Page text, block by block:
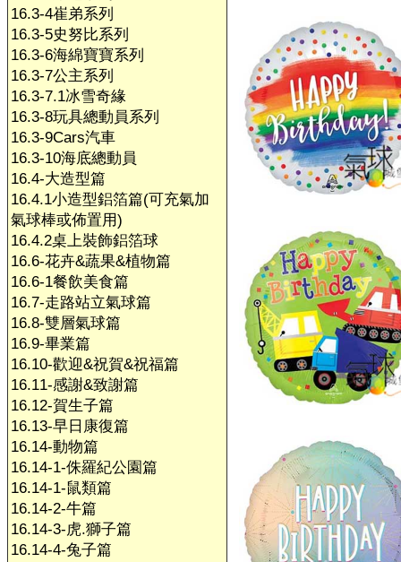
16.3-4崔弟系列
16.3-5史努比系列
16.3-6海綿寶寶系列
16.3-7公主系列
16.3-7.1冰雪奇緣
16.3-8玩具總動員系列
16.3-9Cars汽車
16.3-10海底總動員
16.4-大造型篇
16.4.1小造型鋁箔篇(可充氣加
氣球棒或佈置用)
16.4.2桌上裝飾鋁箔球
16.6-花卉&蔬果&植物篇
16.6-1餐飲美食篇
16.7-走路站立氣球篇
16.8-雙層氣球篇
16.9-畢業篇
16.10-歡迎&祝賀&祝福篇
16.11-感謝&致謝篇
16.12-賀生子篇
16.13-早日康復篇
16.14-動物篇
16.14-1-侏羅紀公園篇
16.14-1-鼠類篇
16.14-2-牛篇
16.14-3-虎.獅子篇
16.14-4-兔子篇